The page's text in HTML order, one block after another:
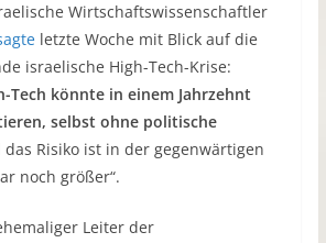
Wirtschaftswissenschaftler
letzte Woche mit Blick auf die
israelische High-Tech-Krise:
Tech könnte in einem Jahrzehnt
selbst ohne politische
das Risiko ist in der gegenwärtigen
noch größer“.
Leiter der